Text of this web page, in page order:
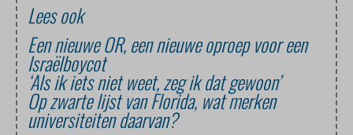
Lees ook
Een nieuwe OR, een nieuwe oproep voor een
Israëlboycot
‘Als ik iets niet weet, zeg ik dat gewoon’
Op zwarte lijst van Florida, wat merken
universiteiten daarvan?